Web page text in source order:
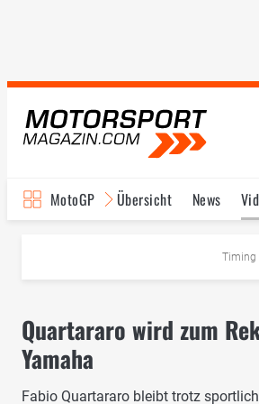
MotoGP Übersicht News
Timing
Quartararo wird zum
Yamaha
Fabio Quartararo bleibt trotz